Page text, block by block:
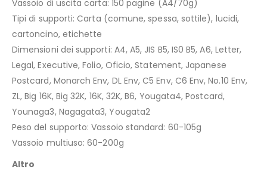
Vassoio di uscita carta: 150 pagine (A4/70g)
Tipi di supporti: Carta (comune, spessa, sottile), lucidi,
cartoncino, etichette
Dimensioni dei supporti: A4, A5, JIS B5, IS0 B5, A6, Letter,
Legal, Executive, Folio, Oficio, Statement, Japanese
Postcard, Monarch Env, DL Env, C5 Env, C6 Env, No.10 Env,
ZL, Big 16K, Big 32K, 16K, 32K, B6, Yougata4, Postcard,
Younaga3, Nagagata3, Yougata2
Peso del supporto: Vassoio standard: 60-105g
Vassoio multiuso: 60-200g
Altro